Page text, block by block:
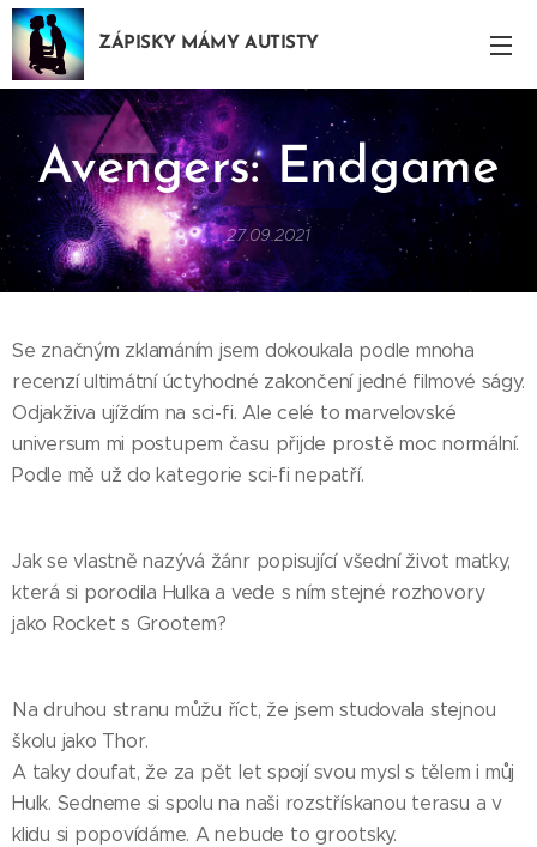
ZÁPISKY MÁMY AUTISTY
Avengers: Endgame
27.09.2021
Se značným zklamáním jsem dokoukala podle mnoha
recenzí ultimátní úctyhodné zakončení jedné filmové ságy.
Odjakživa ujíždím na sci-fi. Ale celé to marvelovské
universum mi postupem času přijde prostě moc normální.
Podle mě už do kategorie sci-fi nepatří.
Jak se vlastně nazývá žánr popisující všední život matky,
která si porodila Hulka a vede s ním stejné rozhovory
jako Rocket s Grootem?
Na druhou stranu můžu říct, že jsem studovala stejnou
školu jako Thor.
A taky doufat, že za pět let spojí svou mysl s tělem i můj
Hulk. Sedneme si spolu na naši rozstřískanou terasu a v
klidu si popovídáme. A nebude to grootsky.